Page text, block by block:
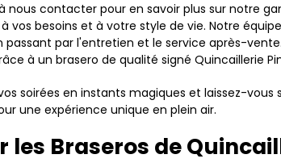
nous contacter pour en savoir plus sur notre
vos besoins et à votre style de vie. Notre
passant par l'entretien et le service après-
à un brasero de qualité signé Quincaillerie
soirées en instants magiques et laissez-
une expérience unique en plein air.
les Braseros de